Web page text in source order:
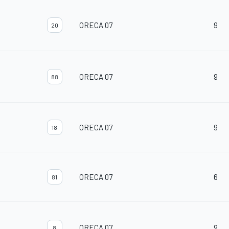
20 ORECA 07 9
88 ORECA 07 9
18 ORECA 07 9
81 ORECA 07 6
8